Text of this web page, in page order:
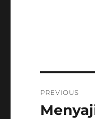
PREVIOUS
Previous